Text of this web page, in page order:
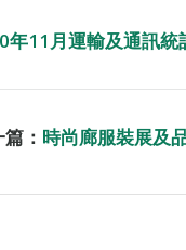
年11月運輸及通訊統
： 時尚廊服裝展及